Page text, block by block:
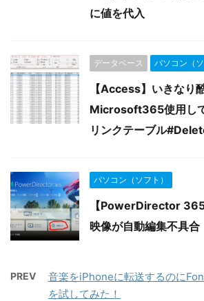
に値を代入
データベース パソコン（ソ
【Access】いきなり
Microsoft365使用し
リンクテーブル
パソコン（ソフト）
【PowerDirector
映像が自動編集不具合
PREV
音楽をiPhoneに転送するのに
を試してみた！